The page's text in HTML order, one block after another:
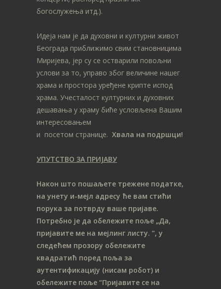
богослужења итд.).
Идеја нам је да духовни и културни живот
Београда приближимо свим становницима
Миријева, јер су се остварили повољни
услови за то, управо због величине нашег
храма и простора уређене крипте испод
храма. Учесталост културних и духовних
дешавања у храму биће условљена Вашим
интересовањем
и посетом странице. Хвала на подршци!
УПУТСТВО ЗА ПРИЈАВУ
Након што пошаљете трежене податке,
на унету и-мејл адресу ће вам стићи
порука за потврду ваше пријаве.
Потребно је да обележите поље „Да,
пријавите ме на мeјлинг листу. ”, у
следећем прозору обележите
квадратић поред поља за
аутентификацију (нисам робот) и
обележите поље “Пријавите се на